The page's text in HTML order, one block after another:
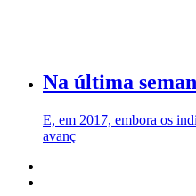
Na última
E, em 2017, embora os
avanç